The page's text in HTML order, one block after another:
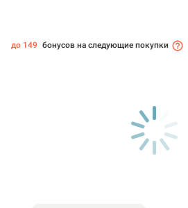
до 149 бонусов на следующие покупки